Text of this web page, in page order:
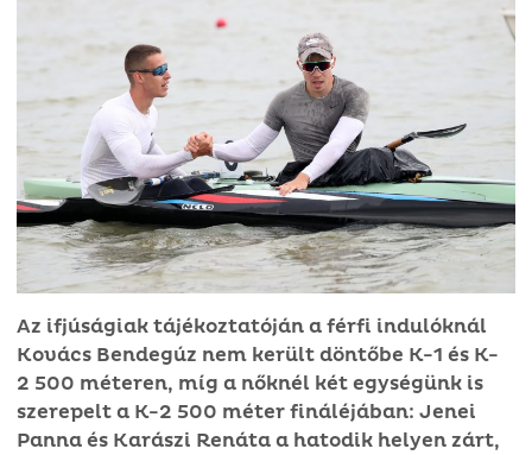
Az ifjúságiak tájékoztatóján a férfi indulóknál
Kovács Bendegúz nem került döntőbe K-1 és K-
2 500 méteren, míg a nőknél két egységünk is
szerepelt a K-2 500 méter fináléjában: Jenei
Panna és Karászi Renáta a hatodik helyen zárt,